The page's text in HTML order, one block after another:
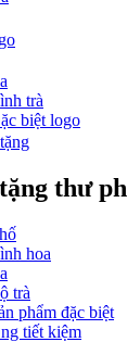
trà
biệt logo
thư
hoa
trà
phẩm đặc biệt
tiết kiệm